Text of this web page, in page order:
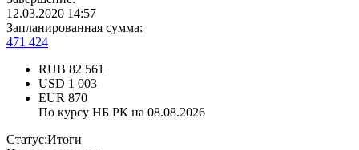
12.03.2020 14:57
Запланированная сумма:
471 424
RUB 82 561
USD 1 003
EUR 870
По курсу НБ РК на 08.08.2026
Статус:Итоги